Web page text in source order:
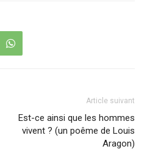
Article suivant
Est-ce ainsi que les hommes
vivent ? (un poême de Louis
Aragon)